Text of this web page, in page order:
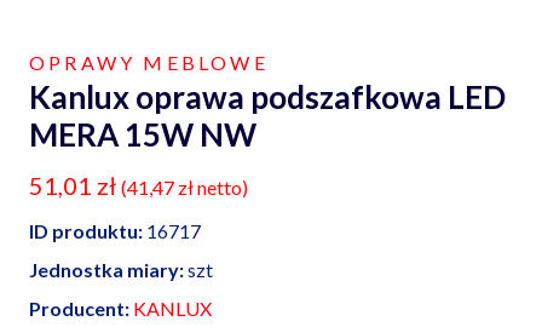
OPRAWY MEBLOWE
Kanlux oprawa podszafkowa LED
MERA 15W NW
51,01 zł (41,47 złnetto)
ID produktu: 16717
Jednostka miary:szt
Producent: KANLUX